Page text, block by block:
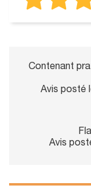
Contenant
Avis posté
Avis